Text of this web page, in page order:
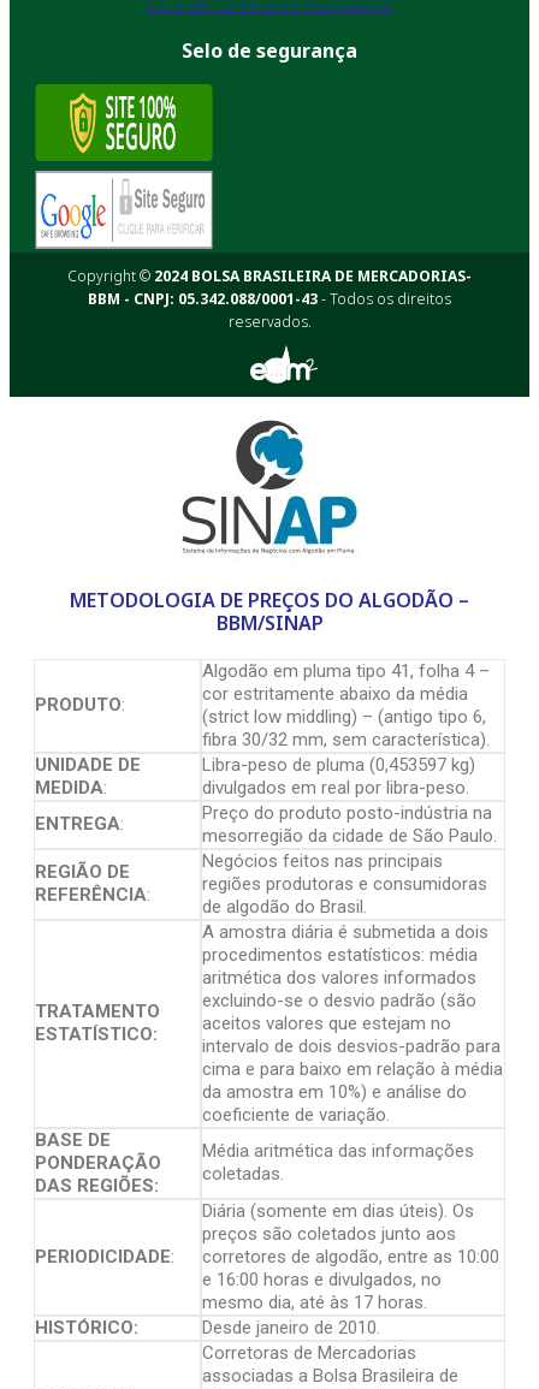
Selo de segurança
Copyright © 2024 BOLSA BRASILEIRA DE MERCADORIAS-
BBM - CNPJ: 05.342.088/0001-43- Todos os direitos
reservados.
METODOLOGIA DE PREÇOS DO ALGODÃO –
BBM/SINAP
PRODUTO:
Algodão em pluma tipo 41, folha 4 –
cor estritamente abaixo da média
(strict low middling) – (antigo tipo 6,
fibra 30/32 mm, sem característica).
UNIDADE DE
MEDIDA:
Libra-peso de pluma (0,453597 kg)
divulgados em real por libra-peso.
ENTREGA:
Preço do produto posto-indústria na
mesorregião da cidade de São Paulo.
REGIÃO DE
REFERÊNCIA:
Negócios feitos nas principais
regiões produtoras e consumidoras
de algodão do Brasil.
TRATAMENTO
ESTATÍSTICO:
A amostra diária é submetida a dois
procedimentos estatísticos: média
aritmética dos valores informados
excluindo-se o desvio padrão (são
aceitos valores que estejam no
intervalo de dois desvios-padrão para
cima e para baixo em relação à média
da amostra em 10%) e análise do
coeficiente de variação.
BASE DE
PONDERAÇÃO
DAS REGIÕES:
Média aritmética das informações
coletadas.
PERIODICIDADE:
Diária (somente em dias úteis). Os
preços são coletados junto aos
corretores de algodão, entre as 10:00
e 16:00 horas e divulgados, no
mesmo dia, até às 17 horas.
HISTÓRICO:
Desde janeiro de 2010.
Corretoras de Mercadorias
associadas a Bolsa Brasileira de